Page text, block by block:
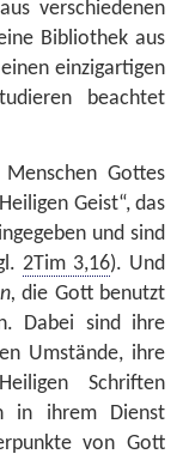
verschiedenen
Bibliothek aus
einzigartigen
beachtet
Gottes
Geist“, das
und sind
2Tim 3,16). Und
die Gott benutzt
Dabei sind ihre
Umstände, ihre
Schriften
in ihrem Dienst
von Gott